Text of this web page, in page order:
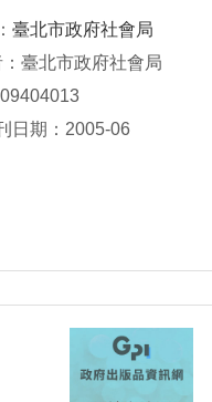
臺北市政府社會局
臺北市政府社會局
日期：2005-06